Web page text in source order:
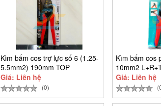
Kìm bấm cos trợ lực số 6 (1.25-
5.5mm2) 190mm TOP
Giá: Liên hệ
(0)
Kìm bấm cos
10mm2
Giá: Liên hệ